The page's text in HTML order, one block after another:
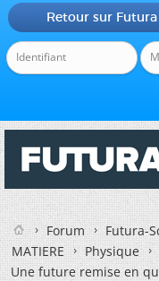
Retour sur Futura
Forum
Futura-
MATIERE
Physique
Une future remise en